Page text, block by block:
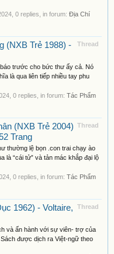
, 0 replies, in forum: Địa Chí
Thread
(NXB Trẻ 1988) -
trước cho bức thư ấy cả. Nó
là qua liên tiếp nhiều tay phu
, 0 replies, in forum: Tác Phẩm
Thread
(NXB Trẻ 2004)
Trang
thường lệ bọn .con trai chạy ào
là “cái tử” và tản mác khắp đại lộ
, 0 replies, in forum: Tác Phẩm
Thread
1962) - Voltaire,
và ấn hành với sự viên- trợ của
được dịch ra Việt-ngữ theo